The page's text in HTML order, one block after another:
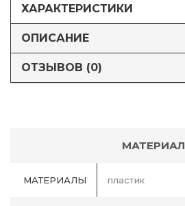
ХАРАКТЕРИСТИКИ
ОПИСАНИЕ
ОТЗЫВОВ (0)
МАТЕРИАЛ
МАТЕРИАЛЫ пластик